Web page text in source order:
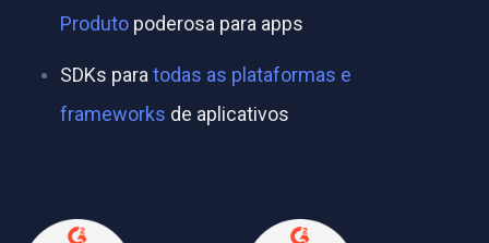
Produto poderosa para apps
SDKs paratodas as plataformas e
frameworks de aplicativos